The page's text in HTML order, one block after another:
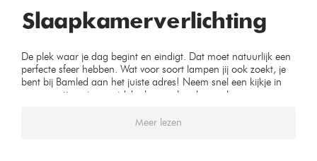
Slaapkamerverlichting
De plek waar je dag begint en eindigt. Dat moet natuurlijk een
perfecte sfeer hebben. Wat voor soort lampen jij ook zoekt, je
bent bij Bamled aan het juiste adres! Neem snel een kijkje in
ons assortiment en ontdek al onze slaapkamer lampen.
Meer lezen